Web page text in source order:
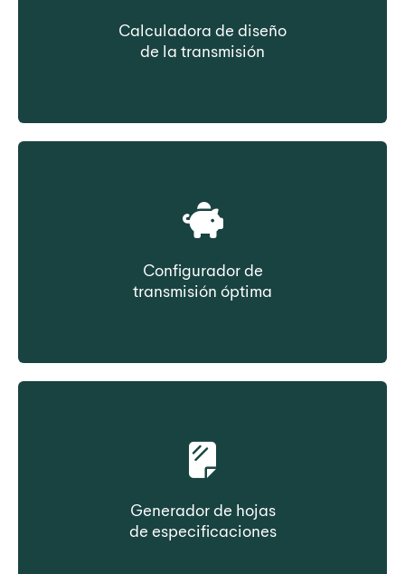
Calculadora de diseño
de la transmisión
de transmisión
Configurador de
transmisión óptima
propiedad
Generador de hojas
de especificaciones